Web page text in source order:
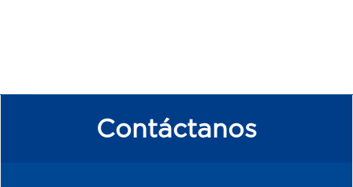
Contáctanos